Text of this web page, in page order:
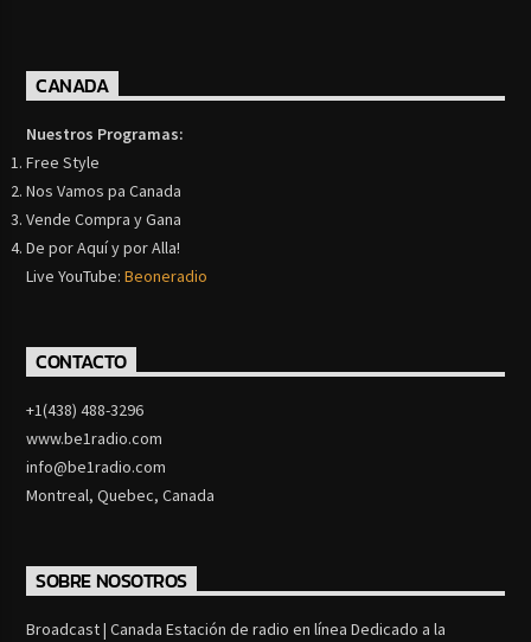
CANADA
Nuestros Programas:
Free Style
Nos Vamos pa Canada
Vende Compra y Gana
De por Aquí y por Alla!
Live YouTube:Beoneradio
CONTACTO
+1(438) 488-3296
www.be1radio.com
info@be1radio.com
Montreal, Quebec, Canada
SOBRE NOSOTROS
Broadcast | Canada Estación de radio en línea Dedicado a la